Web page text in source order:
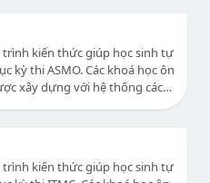
và chữa đề thi các năm, chữa
trình kiến thức giúp học sinh tự
kỳ thi ASMO. Các khoá học ôn
xây dựng với hệ thống các
cao sát với đề thi, bài giảng
và chữa đề thi các năm, chữa
trình kiến thức giúp học sinh tự